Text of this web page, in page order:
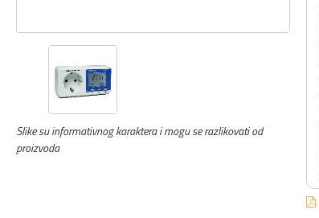
Slike su informativnog karaktera i mogu se razlikovati od
proizvoda